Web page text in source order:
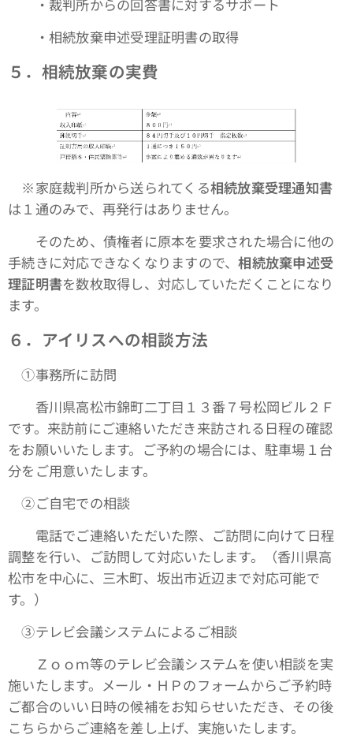
・裁判所からの回答書に対するサポート
・相続放棄申述受理証明書の取得
５．相続放棄の実費
※家庭裁判所から送られてくる相続放棄受理通知書
は１通のみで、再発行はありません。
そのため、債権者に原本を要求された場合に他の
手続きに対応できなくなりますので、相続放棄申述受
理証明書を数枚取得し、対応していただくことになり
ます。
６．アイリスへの相談方法
①事務所に訪問
香川県高松市錦町二丁目１３番７号松岡ビル２Ｆ
です。来訪前にご連絡いただき来訪される日程の確認
をお願いいたします。ご予約の場合には、駐車場１台
分をご用意いたします。
➁ご自宅での相談
電話でご連絡いただいた際、ご訪問に向けて日程
調整を行い、ご訪問して対応いたします。（香川県高
松市を中心に、三木町、坂出市近辺まで対応可能で
す。）
③テレビ会議システムによるご相談
Ｚｏｏｍ等のテレビ会議システムを使い相談を実
施いたします。メール・ＨＰのフォームからご予約時
ご都合のいい日時の候補をお知らせいただき、その後
こちらからご連絡を差し上げ、実施いたします。